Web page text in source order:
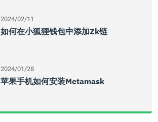
2024/02/11
如何在小狐狸钱包中添加zk链
2024/01/28
苹果手机如何安装Metamask